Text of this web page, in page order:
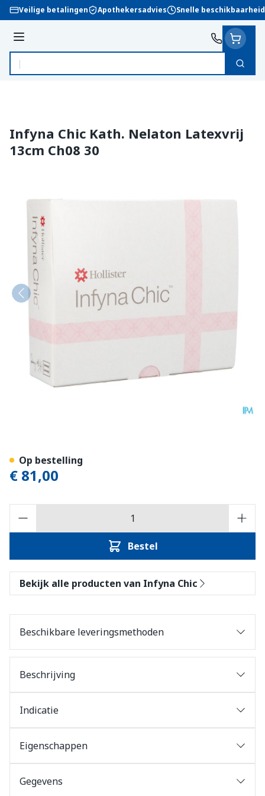
Ga naar de inhoud
Veilige betalingen Apothekersadvies Snelle beschikbaarheid
Menu
Product, merk, categorie...
Zoek
Infyna Chic Kath. Nelaton Latexvrij
13cm Ch08 30
€ 81,00
Bestel
Op bestelling
Bekijk alle producten van Infyna Chic
Beschikbare leveringsmethoden
Beschrijving
Indicatie
Eigenschappen
Gegevens